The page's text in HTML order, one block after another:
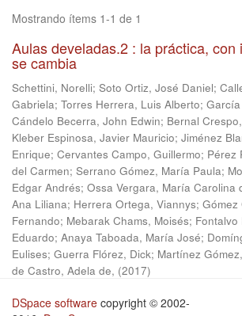
Mostrando ítems 1-1 de 1
Aulas develadas.2 : la práctica, con
se cambia
Schettini, Norelli; Soto Ortiz, José Daniel;
Gabriela; Torres Herrera, Luis Alberto;
Cándelo Becerra, John Edwin; Bernal
Kleber Espinosa, Javier Mauricio; Jiménez
Enrique; Cervantes Campo, Guillermo; Pérez
del Carmen; Serrano Gómez, María Paula;
Edgar Andrés; Ossa Vergara, María Carolina
Ana Liliana; Herrera Ortega, Viannys; Gómez
Fernando; Mebarak Chams, Moisés;
Eduardo; Anaya Taboada, María José;
Eulises; Guerra Flórez, Dick; Martínez
de Castro, Adela de, (2017)
DSpace software copyright © 2002-